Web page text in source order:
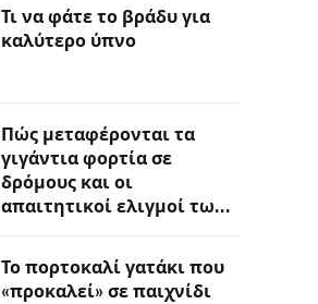
Τι να φάτε το βράδυ για
καλύτερο ύπνο
Πώς μεταφέρονται τα
γιγάντια φορτία σε
δρόμους και οι
απαιτητικοί ελιγμοί των
Το πορτοκαλί γατάκι που
«προκαλεί» σε παιχνίδι